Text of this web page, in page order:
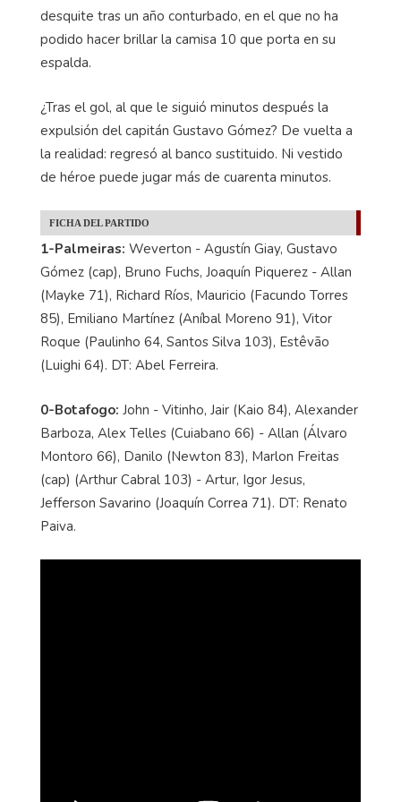
desquite tras un año conturbado, en el que no ha
podido hacer brillar la camisa 10 que porta en su
espalda.
¿Tras el gol, al que le siguió minutos después la
expulsión del capitán Gustavo Gómez? De vuelta a
la realidad: regresó al banco sustituido. Ni vestido
de héroe puede jugar más de cuarenta minutos.
FICHA DEL PARTIDO
1-Palmeiras: Weverton - Agustín Giay, Gustavo
Gómez (cap), Bruno Fuchs, Joaquín Piquerez - Allan
(Mayke 71), Richard Ríos, Mauricio (Facundo Torres
85), Emiliano Martínez (Aníbal Moreno 91), Vitor
Roque (Paulinho 64, Santos Silva 103), Estêvão
(Luighi 64). DT: Abel Ferreira.
0-Botafogo: John - Vitinho, Jair (Kaio 84), Alexander
Barboza, Alex Telles (Cuiabano 66) - Allan (Álvaro
Montoro 66), Danilo (Newton 83), Marlon Freitas
(cap) (Arthur Cabral 103) - Artur, Igor Jesus,
Jefferson Savarino (Joaquín Correa 71). DT: Renato
Paiva.